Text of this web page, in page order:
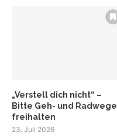
„Verstell dich nicht“ –
Bitte Geh- und Radwege
freihalten
23. Juli 2026